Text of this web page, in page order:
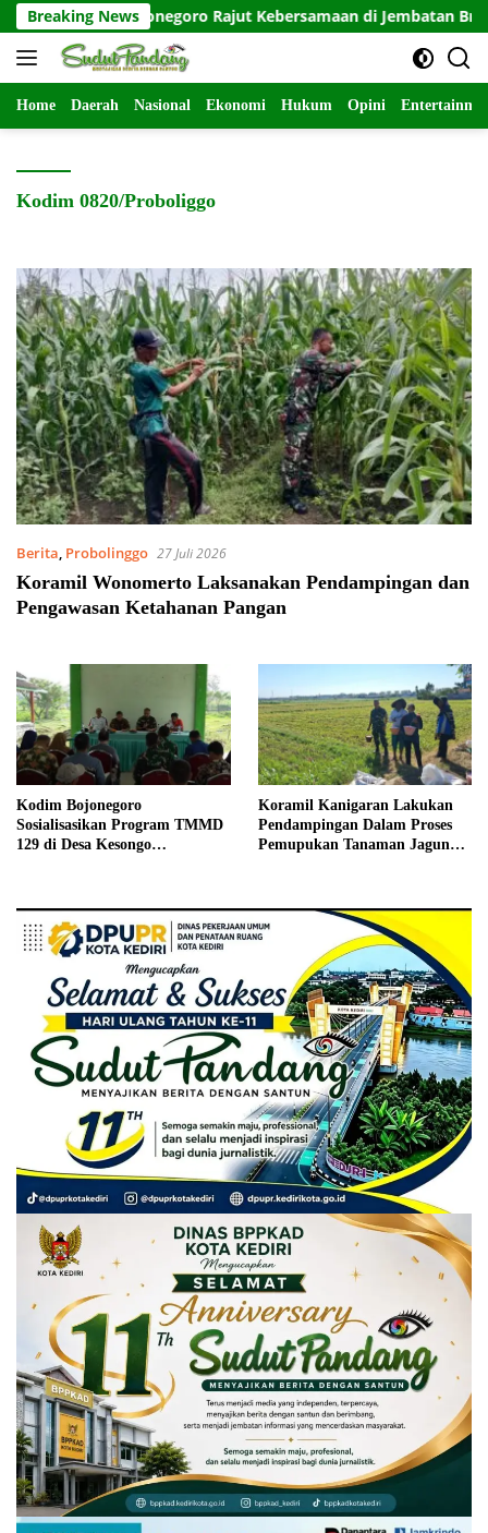
Langsung
ke
konten
Breaking News
129 Bojonegoro Rajut Kebersamaan di Jembatan Brang Etan
Home Daerah Nasional Ekonomi Hukum Opini
Kodim 0820/Proboliggo
Berita, Probolinggo 27 Juli 2026
Koramil Wonomerto Laksanakan Pendampingan dan
Pengawasan Ketahanan Pangan
Kodim Bojonegoro
Sosialisasikan Program TMMD
129 di Desa Kesongo
Koramil Kanigaran Lakukan
Pendampingan Dalam Proses
Pemupukan Tanaman Jagung